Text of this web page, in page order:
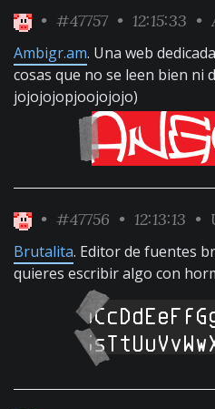
• #47757 • 12:15:33 •
Ambigr.am. Una web
cosas que no se leen bien ni
jojojojopjoojojojo)
• #47756 • 12:13:13 •
Brutalita. Editor de fuentes
quieres escribir algo con